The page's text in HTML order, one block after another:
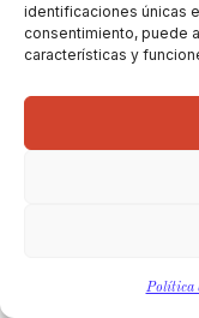
identificaciones únicas
consentimiento, puede
características y
Política